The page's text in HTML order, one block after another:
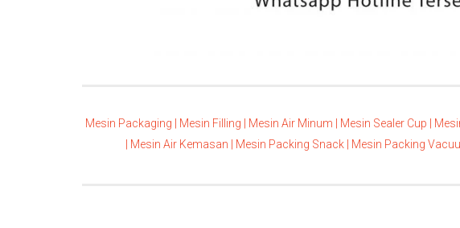
Mesin Packaging | Mesin Filling | Mesin Air Minum | Mesin Sealer Cup |
Mesin Air Kemasan | Mesin Packing Snack | Mesin Packing